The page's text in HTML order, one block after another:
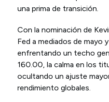
una prima de transición.
Con la nominación de
Fed a mediados de mayo
enfrentando un techo
160.00, la calma en los
ocultando un ajuste
rendimiento globales.